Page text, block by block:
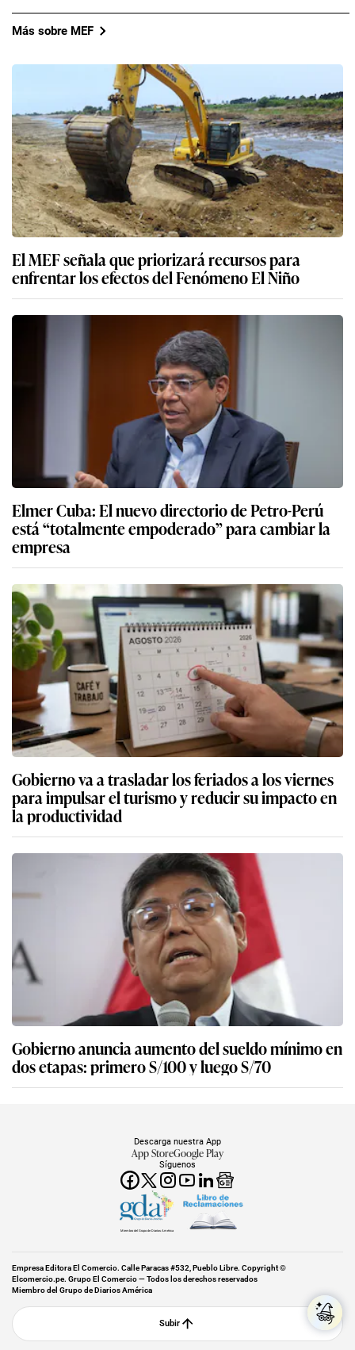
Más sobre MEF
El MEF señala que priorizará recursos para
enfrentar los efectos del Fenómeno El Niño
Elmer Cuba: El nuevo directorio de Petro-Perú
está “totalmente empoderado” para cambiar la
empresa
Gobierno va a trasladar los feriados a los viernes
para impulsar el turismo y reducir su impacto en
la productividad
Gobierno anuncia aumento del sueldo mínimo en
dos etapas: primero S/100 y luego S/70
Síguenos
Descarga nuestra App
App StoreGoogle Play
Miembro del Grupo de Diarios América
Empresa Editora El Comercio. Calle Paracas #532, Pueblo Libre. Copyright ©
Elcomercio.pe. Grupo El Comercio — Todos los derechos reservados
Miembro del Grupo de Diarios América
Subir